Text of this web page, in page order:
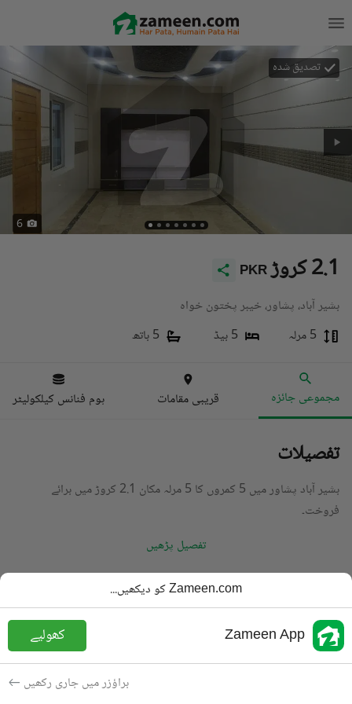
تصدیق شدہ
6
PKR 2.1 کروڑ
بشیر آباد، پشاور، خیبر پختون خواہ
5 مرلہ
5 بیڈ 5 باتھ
مجموعی جائزہ قریبی مقامات ہوم فنانس کیلکولیٹر
تفصیلات
بشیر آباد پشاور میں 5 کمروں کا 5 مرلہ مکان 2.1 کروڑ میں برائے
فروخت۔
تفصیل پڑھیں
مکان
قیمت
PKR
2.1 کروڑ
باتھ
رقبہ
5 مرلہ
Zameen.com کو دیکھیں...
Zameen App کھولیے
براؤزر میں جاری رکھیں